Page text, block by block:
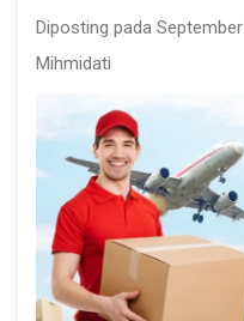
Diposting pada
Mihmidati